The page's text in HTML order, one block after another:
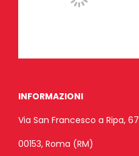
INFORMAZIONI
Via San Francesco a Ripa, 67
00153, Roma (RM)